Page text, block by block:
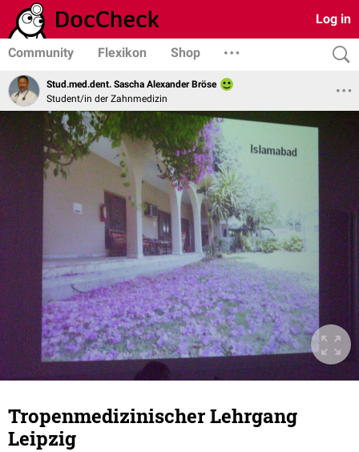
Log in
Community Flexikon Shop
Stud.med.dent. Sascha Alexander Bröse
Student/in der Zahnmedizin
Tropenmedizinischer Lehrgang
Leipzig